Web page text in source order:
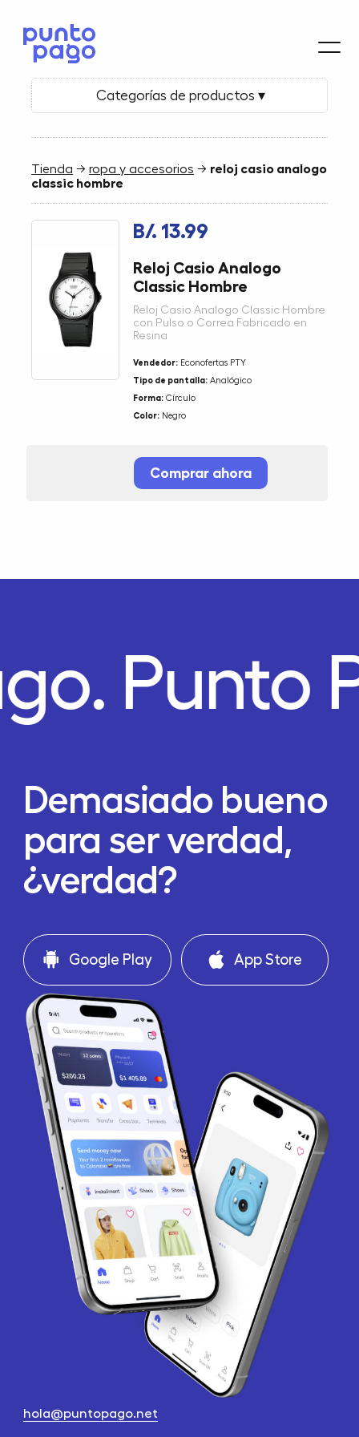
Categorías de productos ▾
Tienda →ropa y accesorios → reloj casio analogo
classic hombre
B/. 13.99
Reloj Casio Analogo
Classic Hombre
Reloj Casio Analogo Classic Hombre
con Pulso o Correa Fabricado en
Resina
Vendedor: Econofertas PTY
Tipo de pantalla: Analógico
Forma: Círculo
Color: Negro
Comprar ahora
Punto
Demasiado bueno
para ser verdad,
¿verdad?
Google Play App Store
hola@puntopago.net